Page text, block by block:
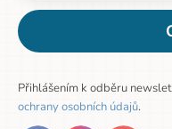
Přihlášením k odběru
ochrany osobních údajů.